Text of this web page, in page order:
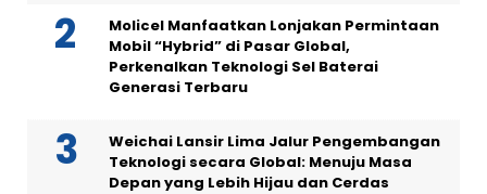
Molicel Manfaatkan Lonjakan Permintaan
Mobil “Hybrid” di Pasar Global,
Perkenalkan Teknologi Sel Baterai
Generasi Terbaru
Weichai Lansir Lima Jalur Pengembangan
Teknologi secara Global: Menuju Masa
Depan yang Lebih Hijau dan Cerdas